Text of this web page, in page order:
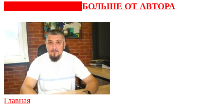
БОЛЬШЕ ОТ АВТОРА
Главная